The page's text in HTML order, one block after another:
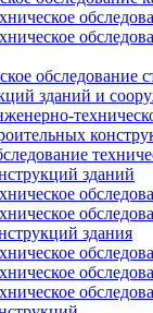
обследование
зданий и
зданий
здания